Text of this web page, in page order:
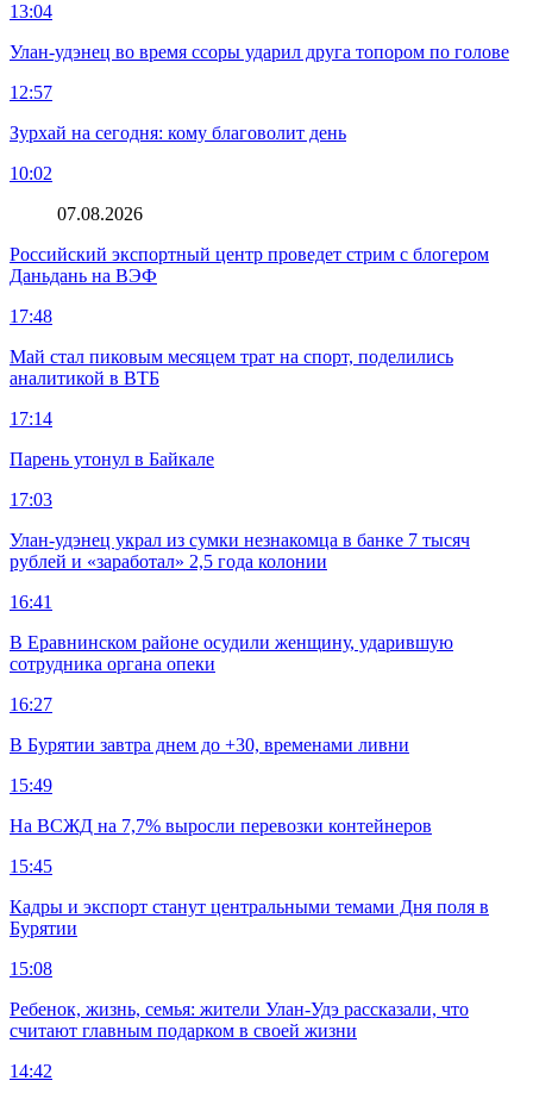
13:04
Улан-удэнец во время ссоры ударил друга топором по голове
12:57
Зурхай на сегодня: кому благоволит день
10:02
07.08.2026
Российский экспортный центр проведет стрим с блогером
Даньдань на ВЭФ
17:48
Май стал пиковым месяцем трат на спорт, поделились
аналитикой в ВТБ
17:14
Парень утонул в Байкале
17:03
Улан-удэнец украл из сумки незнакомца в банке 7 тысяч
рублей и «заработал» 2,5 года колонии
16:41
В Еравнинском районе осудили женщину, ударившую
сотрудника органа опеки
16:27
В Бурятии завтра днем до +30, временами ливни
15:49
На ВСЖД на 7,7% выросли перевозки контейнеров
15:45
Кадры и экспорт станут центральными темами Дня поля в
Бурятии
15:08
Ребенок, жизнь, семья: жители Улан-Удэ рассказали, что
считают главным подарком в своей жизни
14:42